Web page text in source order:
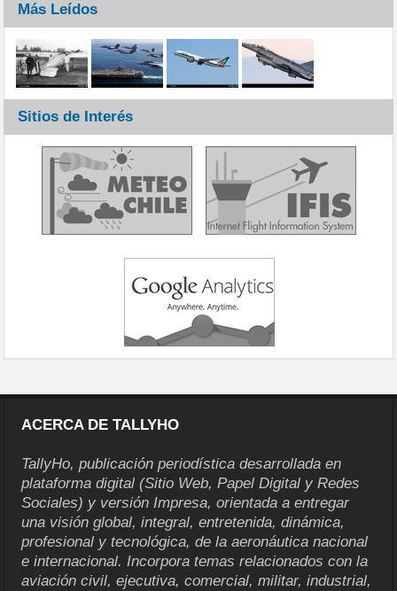
Más Leídos
Sitios de Interés
ACERCA DE TALLYHO
TallyHo, publicación periodística desarrollada en
plataforma digital (Sitio Web, Papel Digital y Redes
Sociales) y versión Impresa, orientada a entregar
una visión global, integral, entretenida, dinámica,
profesional y tecnológica, de la aeronáutica nacional
e internacional. Incorpora temas relacionados con la
aviación civil, ejecutiva, comercial, militar, industrial,